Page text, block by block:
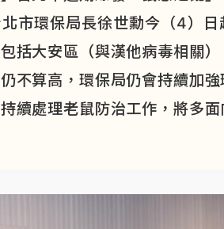
市環保局長徐世勳今（4）
括大安區（與漢他病毒相關
不算高，環保局仍會持續加
續處理老鼠防治工作，將多